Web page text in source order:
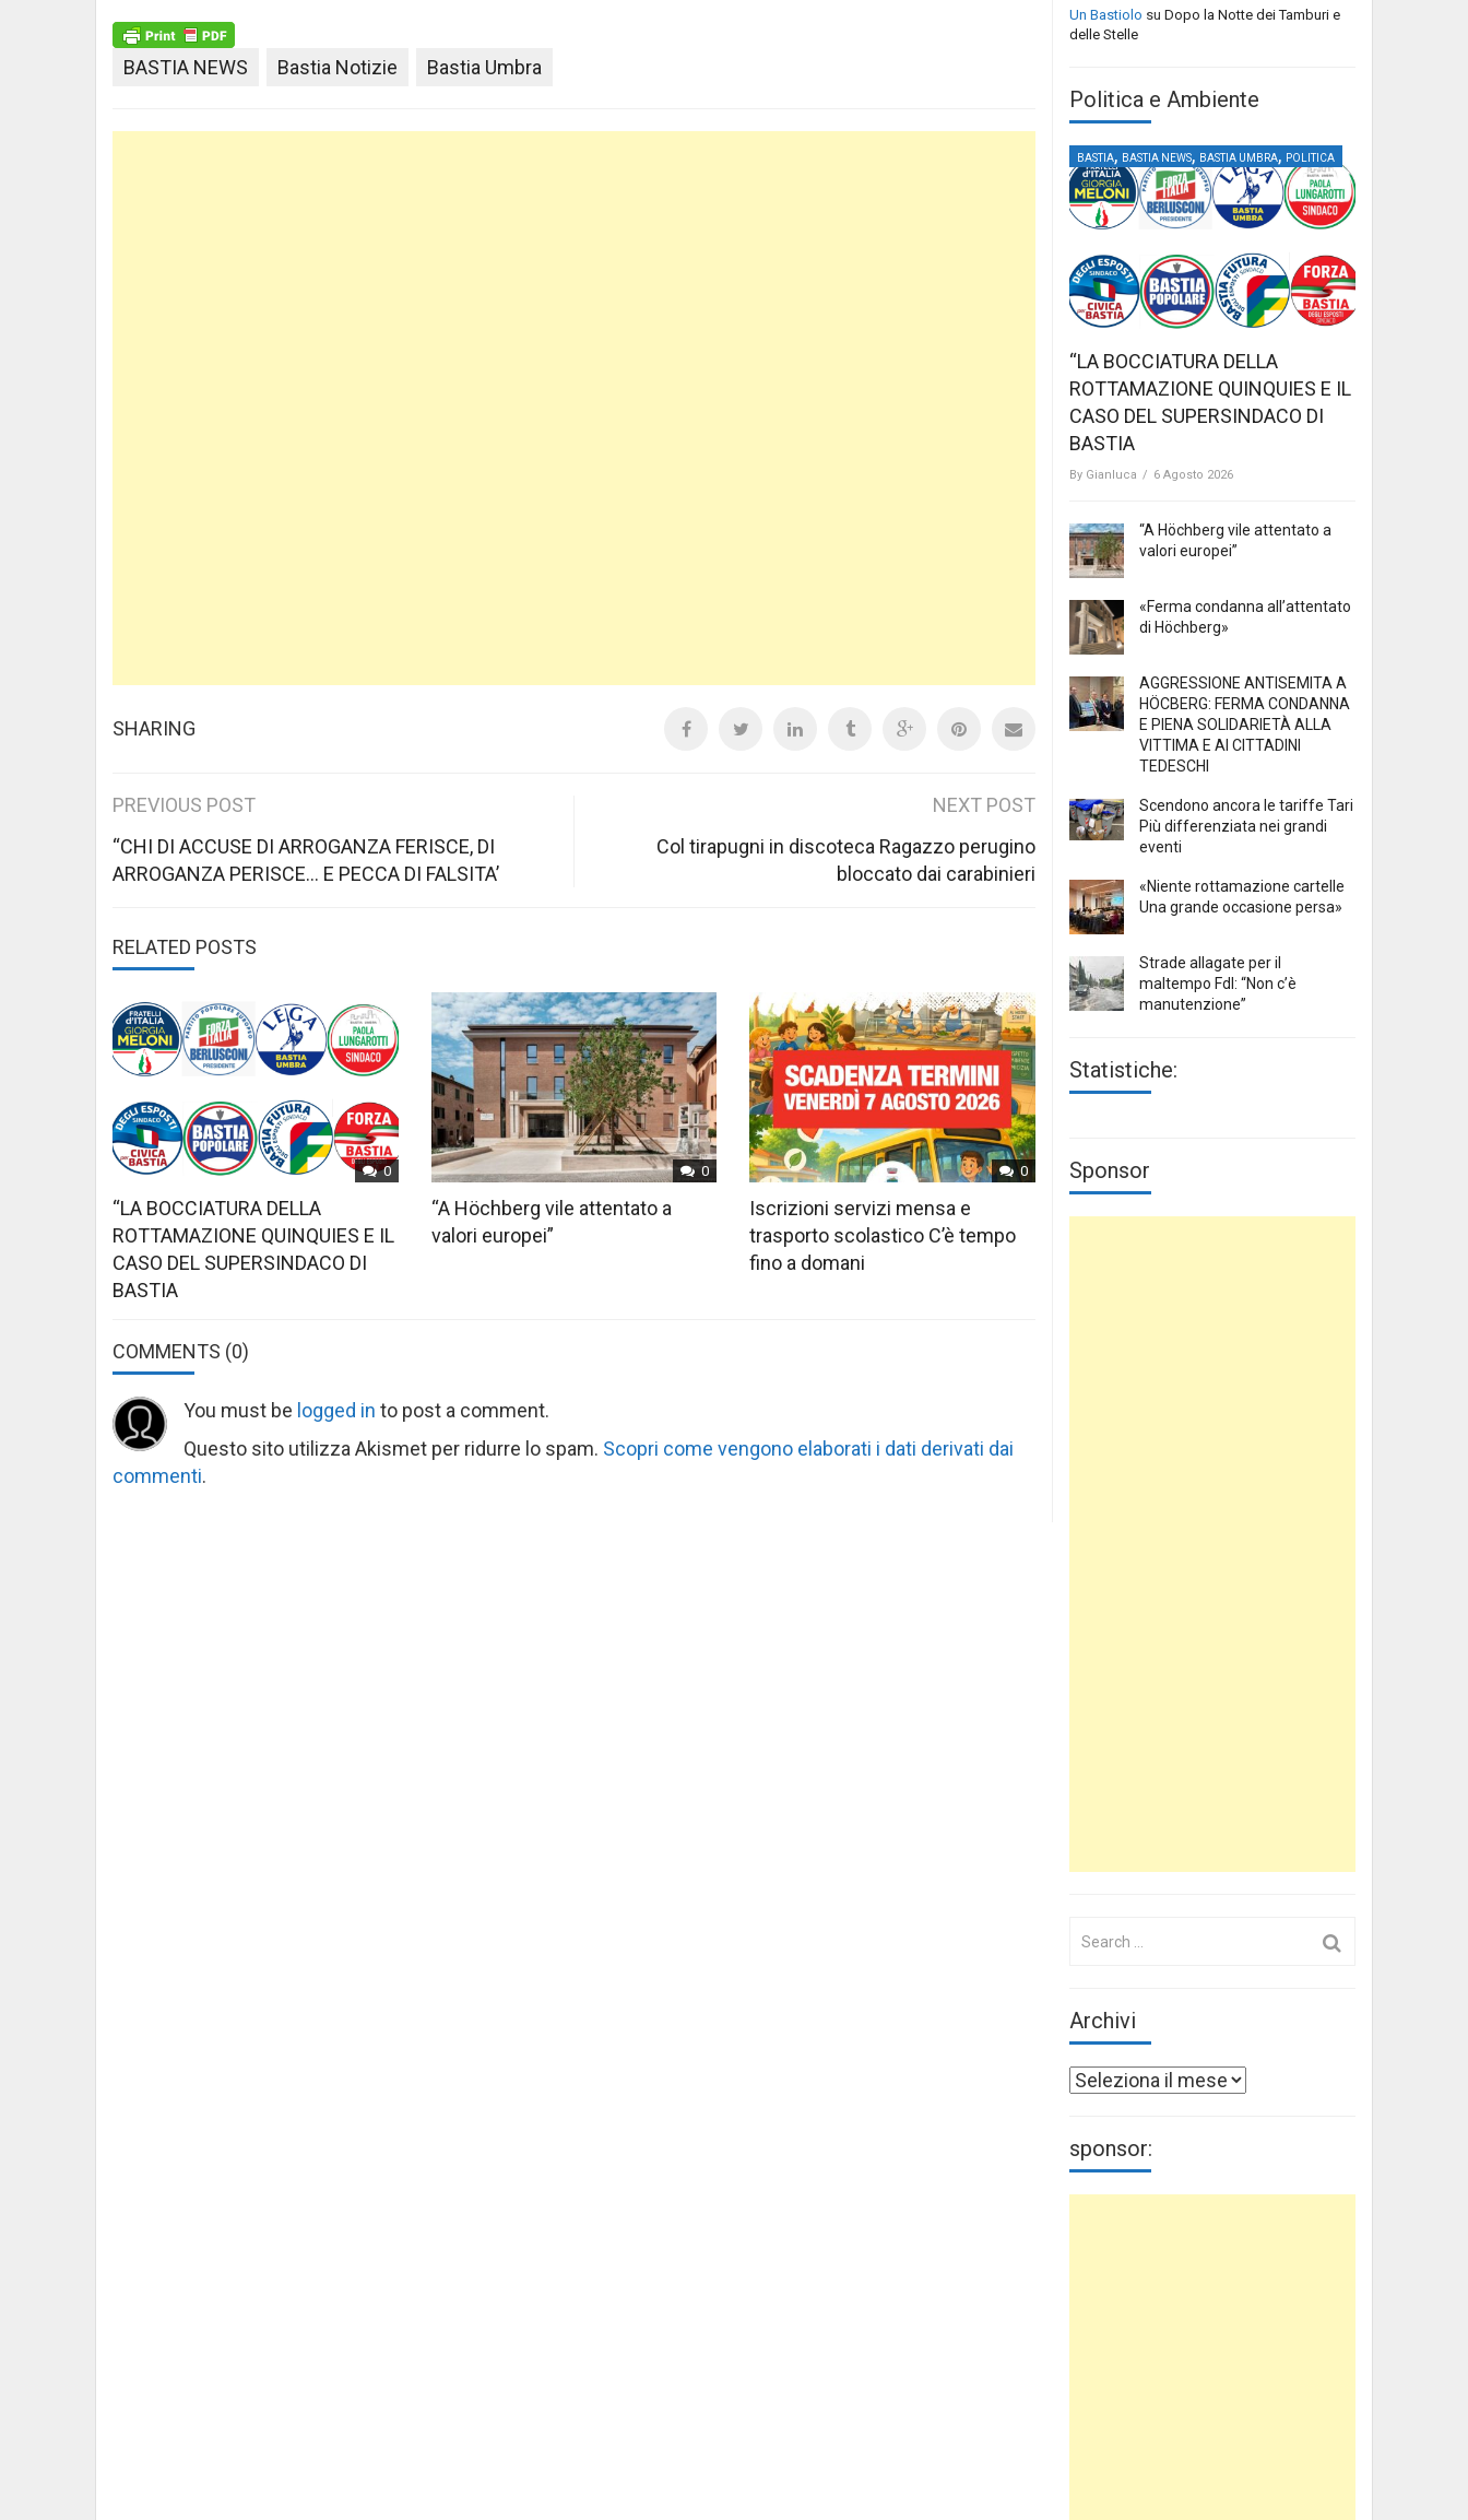
BASTIA NEWS Bastia Notizie Bastia Umbra
SHARING
Post
navigation
PREVIOUS POST
“CHI DI ACCUSE DI ARROGANZA FERISCE, DI
ARROGANZA PERISCE… E PECCA DI FALSITA’
NEXT POST
Col tirapugni in discoteca Ragazzo perugino
bloccato dai carabinieri
RELATED POSTS
0
“LA BOCCIATURA DELLA
ROTTAMAZIONE QUINQUIES E IL
CASO DEL SUPERSINDACO DI
BASTIA
0
“A Höchberg vile attentato a
valori europei”
0
Iscrizioni servizi mensa e
trasporto scolastico C’è tempo
fino a domani
COMMENTS (0)
You must be logged in to post a comment.
Questo sito utilizza Akismet per ridurre lo spam. Scopri come vengono elaborati i dati derivati dai
commenti.
Un Bastiolo su Dopo la Notte dei Tamburi e
delle Stelle
Politica e Ambiente
BASTIA, BASTIA NEWS, BASTIA UMBRA, POLITICA
“LA BOCCIATURA DELLA
ROTTAMAZIONE QUINQUIES E IL
CASO DEL SUPERSINDACO DI
BASTIA
By Gianluca / 6 Agosto 2026
“A Höchberg vile attentato a
valori europei”
«Ferma condanna all’attentato
di Höchberg»
AGGRESSIONE ANTISEMITA A
HÖCBERG: FERMA CONDANNA
E PIENA SOLIDARIETÀ ALLA
VITTIMA E AI CITTADINI
TEDESCHI
Scendono ancora le tariffe Tari
Più differenziata nei grandi
eventi
«Niente rottamazione cartelle
Una grande occasione persa»
Strade allagate per il
maltempo FdI: “Non c’è
manutenzione”
Statistiche:
Sponsor
Archivi
Archivi
sponsor: